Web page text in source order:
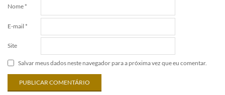
Nome *
E-mail *
Site
Salvar meus dados neste navegador para a próxima vez que eu comentar.